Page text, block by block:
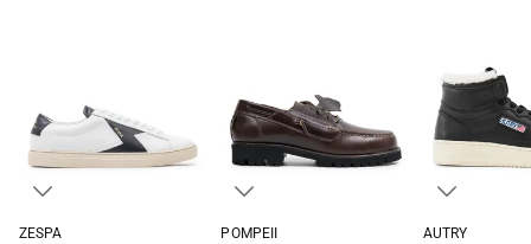
ZESPA
POMPEII
AUTRY